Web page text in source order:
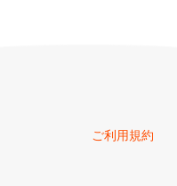
ご利用規約